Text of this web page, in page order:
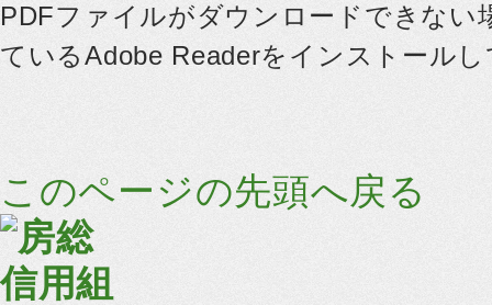
PDFファイルがダウンロードできな
ているAdobe Readerをインストール
このページの先頭へ戻る